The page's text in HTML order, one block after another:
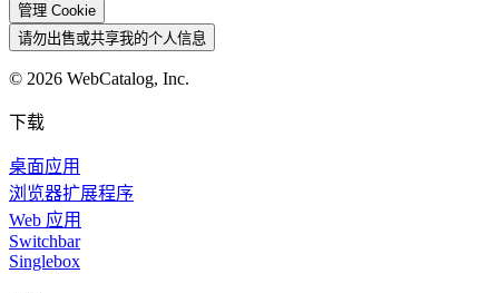
管理 Cookie
请勿出售或共享我的个人信息
© 2026 WebCatalog, Inc.
下载
桌面应用
浏览器扩展程序
Web 应用
Switchbar
Singlebox